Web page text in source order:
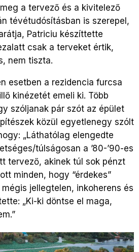
a tervező és a kivitelező
tévétudósításban is szerepel,
Patriciu készíttette
csak a terveket értik,
nem tiszta.
esetben a rezidencia furcsa
kinézetét emeli ki. Több
szóljanak pár szót az épület
közül egyetlenegy szólt
„Láthatólag elengedte
túlságosan a ’80-’90-es
tervező, akinek túl sok pénzt
minden, hogy “érdekes”
jellegtelen, inkoherens és
„Ki-ki döntse el maga,